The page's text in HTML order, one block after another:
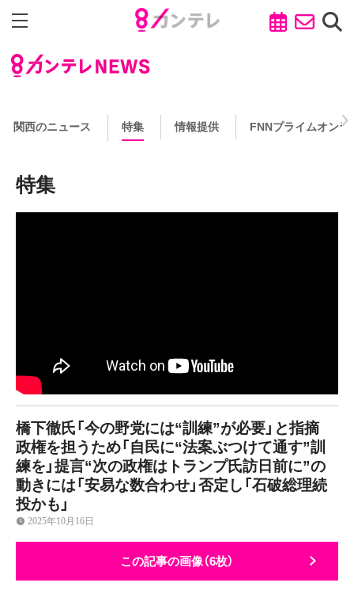
関西のニュース 特集 情報提供 FNNプライムオンラ
特集
橋下徹氏「今の野党には“訓練”が必要」と指摘
政権を担うため「自民に“法案ぶつけて通す”訓
練を」提言“次の政権はトランプ氏訪日前に”の
動きには「安易な数合わせ」否定し「石破総理続
投かも」
2025年10月16日
この記事の画像（6枚）